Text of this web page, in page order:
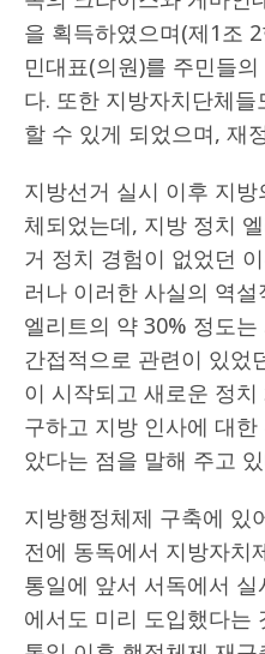
을 획득하였으며(제1조
민대표(의원)를 주민들
다. 또한 지방자치단체
할 수 있게 되었으며, 재
지방선거 실시 이후 지
체되었는데, 지방 정치
거 정치 경험이 없었던
러나 이러한 사실의 역
엘리트의 약 30% 정도
간접적으로 관련이 있었
이 시작되고 새로운 정
구하고 지방 인사에 대
았다는 점을 말해 주고
지방행정체제 구축에 있
전에 동독에서 지방자치
통일에 앞서 서독에서
에서도 미리 도입했다는